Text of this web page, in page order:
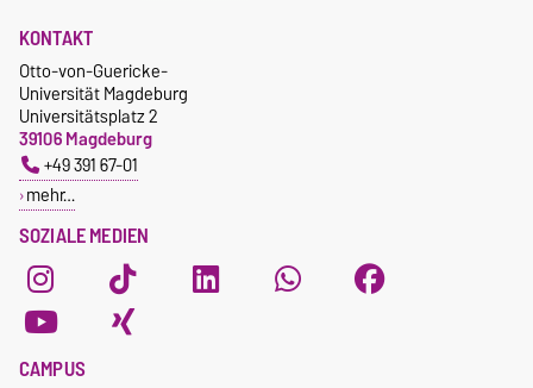
SOZIALE MEDIEN
KONTAKT
Otto-von-Guericke-
Universität Magdeburg
Universitätsplatz 2
39106 Magdeburg
+49 391 67-01
mehr…
CAMPUS